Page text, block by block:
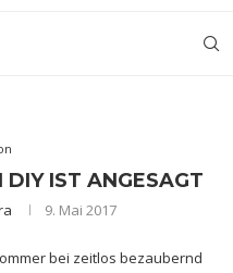
DIY IST ANGESAGT
9. Mai 2017